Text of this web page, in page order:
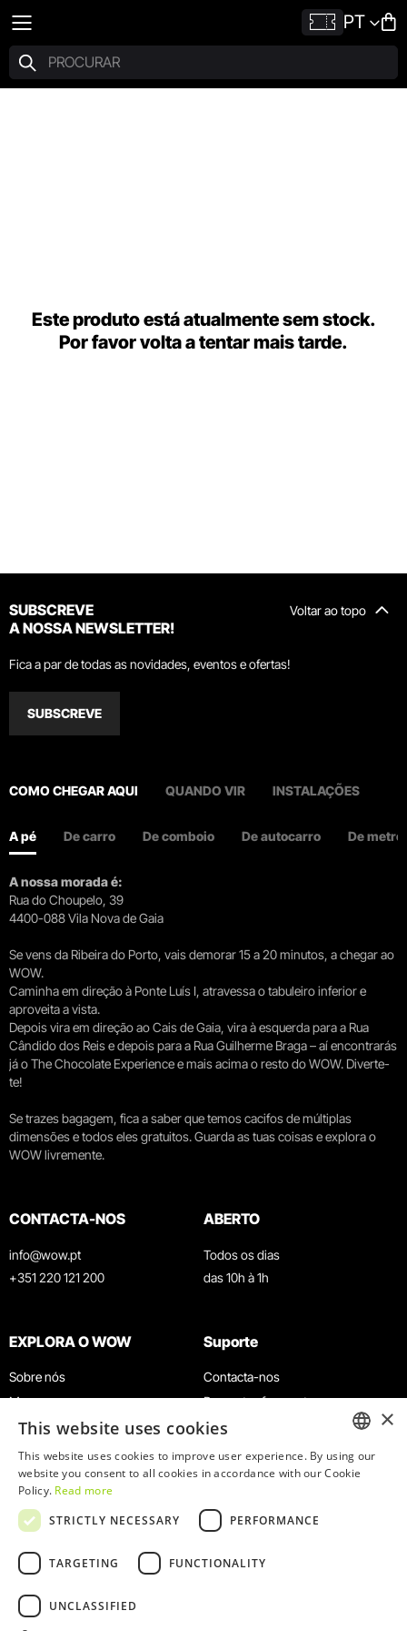
PT
Este produto está atualmente sem stock.
Por favor volta a tentar mais tarde.
Voltar ao topo
SUBSCREVE
A NOSSA NEWSLETTER!
Fica a par de todas as novidades, eventos e ofertas!
SUBSCREVE
COMO CHEGAR AQUI QUANDO VIR INSTALAÇÕES
A pé De carro De comboio De autocarro De metro
A nossa morada é:
Rua do Choupelo, 39
4400-088 Vila Nova de Gaia
Se vens da Ribeira do Porto, vais demorar 15 a 20 minutos, a chegar ao
WOW.
Caminha em direção à Ponte Luís I, atravessa o tabuleiro inferior e
aproveita a vista.
Depois vira em direção ao Cais de Gaia, vira à esquerda para a Rua
Cândido dos Reis e depois para a Rua Guilherme Braga – aí encontrarás
já o The Chocolate Experience e mais acima o resto do WOW. Diverte-
te!
Se trazes bagagem, fica a saber que temos cacifos de múltiplas
dimensões e todos eles gratuitos. Guarda as tuas coisas e explora o
WOW livremente.
CONTACTA-NOS
info@wow.pt
+351 220 121 200
ABERTO
Todos os dias
das 10h à 1h
EXPLORA O WOW
Sobre nós
Museus
Agenda
Notícias
Restaurantes
Cartão WOW
Grupos e Eventos
Serviço Educativo
Suporte
Contacta-nos
Perguntas frequentes
Termos e Condições
Política de privacidade e cookies
Trabalha connosco
Livro de reclamações
ENGLISH
×
This website uses cookies
This website uses cookies to improve user experience. By using our
website you consent to all cookies in accordance with our Cookie
Policy. Read more
STRICTLY NECESSARY
PERFORMANCE
TARGETING FUNCTIONALITY
UNCLASSIFIED